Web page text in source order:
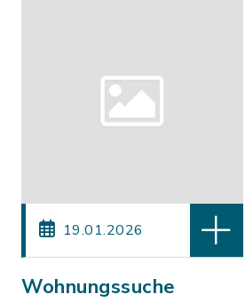
19.01.2026
Wohnungssuche